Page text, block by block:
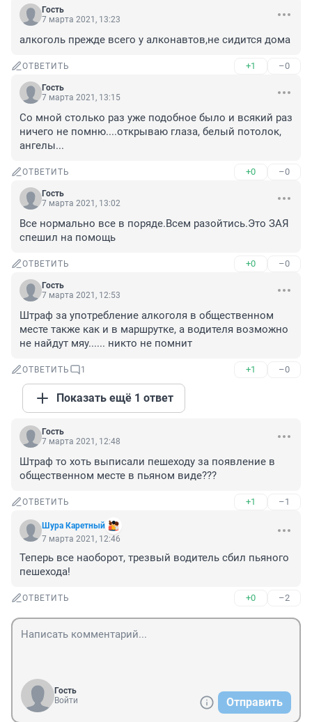
Гость
7 марта 2021, 13:23
алкоголь прежде всего у алконавтов,не сидится дома
ОТВЕТИТЬ +1 –0
Гость
7 марта 2021, 13:15
Со мной столько раз уже подобное было и всякий раз
ничего не помню....открываю глаза, белый потолок,
ангелы...
ОТВЕТИТЬ +0 –0
Гость
7 марта 2021, 13:02
Все нормально все в поряде.Всем разойтись.Это ЗАЯ
спешил на помощь
ОТВЕТИТЬ +0 –0
Гость
7 марта 2021, 12:53
Штраф за употребление алкоголя в общественном
месте также как и в маршрутке, а водителя возможно
не найдут мяу...... никто не помнит
ОТВЕТИТЬ 1 +1 –0
Показать ещё 1 ответ
Гость
7 марта 2021, 12:48
Штраф то хоть выписали пешеходу за появление в
общественном месте в пьяном виде???
ОТВЕТИТЬ +1 –1
Шура Каретный
7 марта 2021, 12:46
Теперь все наоборот, трезвый водитель сбил пьяного
пешехода!
ОТВЕТИТЬ +0 –2
Гость
Войти
Отправить